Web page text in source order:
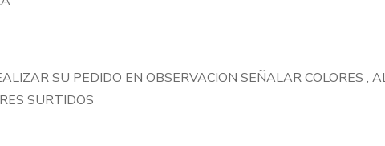
SU PEDIDO EN OBSERVACION SEÑALAR COLORES ,
SURTIDOS